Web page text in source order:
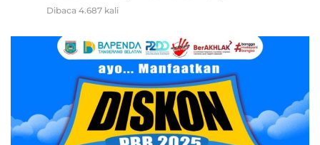
Dibaca 4.687 kali